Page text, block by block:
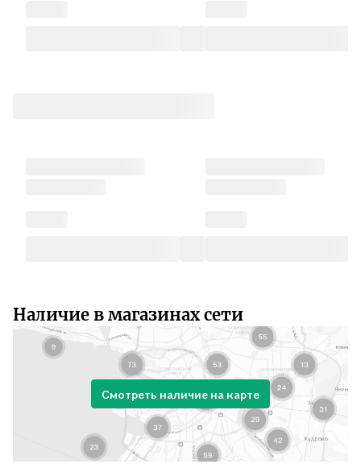
Наличие в магазинах сети
Смотреть наличие на карте